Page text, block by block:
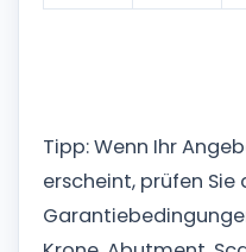
Tipp: Wenn Ihr
erscheint, prüfen